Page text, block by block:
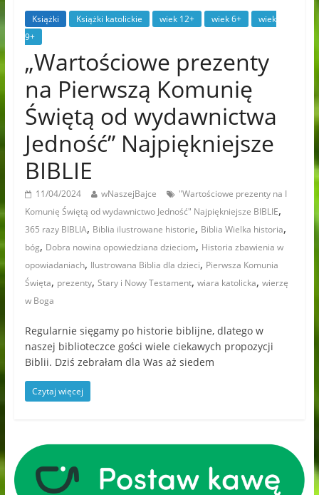
Książki Książki katolickie wiek 12+ wiek 6+
wiek
9+
„Wartościowe prezenty
na Pierwszą Komunię
Świętą od wydawnictwa
Jedność” Najpiękniejsze
BIBLIE
11/04/2024 wNaszejBajce
"Wartościowe prezenty na I
Komunię Świętą od wydawnictwo Jedność" Najpiękniejsze BIBLIE,
365 razy BIBLIA, Biblia ilustrowane historie, Biblia Wielka historia,
bóg, Dobra nowina opowiedziana dzieciom, Historia zbawienia w
opowiadaniach, Ilustrowana Biblia dla dzieci, Pierwsza Komunia
Święta, prezenty, Stary i Nowy Testament, wiara katolicka, wierzę
w Boga
Regularnie sięgamy po historie biblijne, dlatego w
naszej biblioteczce gości wiele ciekawych propozycji
Biblii. Dziś zebrałam dla Was aż siedem
Czytaj więcej